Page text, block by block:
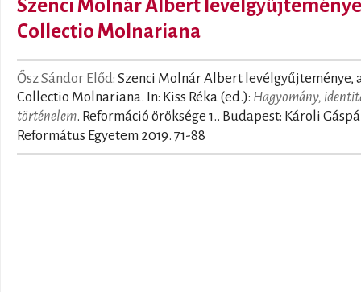
Szenci Molnár Albert
Collectio Molnariana
Ősz Sándor Előd: Szenci Molnár Albert levélgyűjteménye,
Collectio Molnariana. In: Kiss Réka (ed.): Hagyomány,
történelem. Reformáció öröksége 1.. Budapest: Károli
Református Egyetem 2019. 71-88